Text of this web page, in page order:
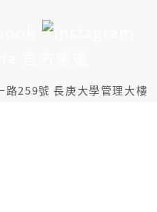
259號 長庚大學管理大樓